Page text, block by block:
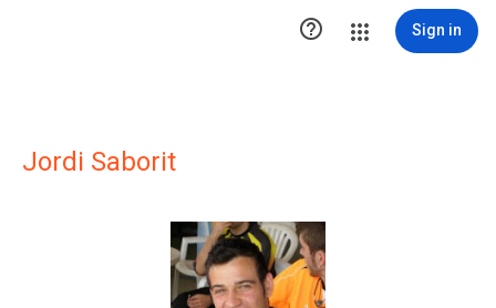
 Sign in
Jordi Saborit